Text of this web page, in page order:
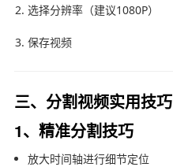
选择分辨率（建议1080P）
保存视频
三、分割视频实用技巧
1、精准分割技巧
放大时间轴进行细节定位